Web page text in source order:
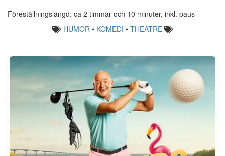
Föreställningslängd: ca 2 timmar och 10 minuter, inkl. paus
HUMOR• KOMEDI • THEATRE